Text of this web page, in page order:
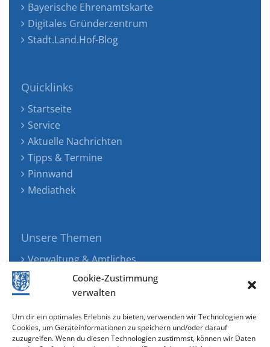
Cookie-Zustimmung
verwalten
Um dir ein optimales Erlebnis zu bieten, verwenden wir Technologien wie
Cookies, um Geräteinformationen zu speichern und/oder darauf
zuzugreifen. Wenn du diesen Technologien zustimmst, können wir Daten
Bayerische Ehrenamtskarte
Digitales Gründerzentrum
Stadt.Land.Hof-Blog
Quicklinks
Startseite
Service
Aktuelle Nachrichten
Tipps & Termine
Pinnwand
Mediathek
Unsere Themen
Verwaltung & Amtliches
Jugend, Familie & Gesundheit
Tourismus, Freizeit & Ökologie
Wirtschaft & Verkehr
Senioren & Inklusion